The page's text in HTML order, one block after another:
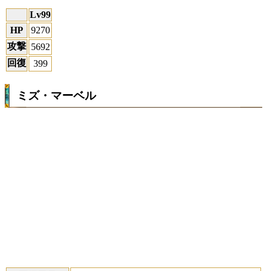
Lv99
HP
9270
攻撃 5692
回復
399
ミズ・マーベル